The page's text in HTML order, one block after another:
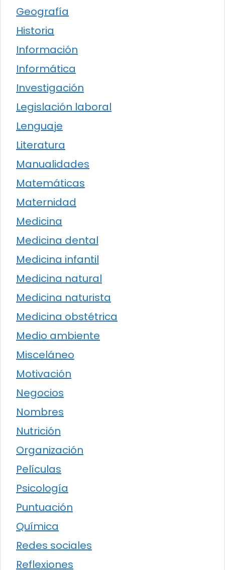
Geografía
Historia
Información
Informática
Investigación
Legislación laboral
Lenguaje
Literatura
Manualidades
Matemáticas
Maternidad
Medicina
Medicina dental
Medicina infantil
Medicina natural
Medicina naturista
Medicina obstétrica
Medio ambiente
Misceláneo
Motivación
Negocios
Nombres
Nutrición
Organización
Películas
Psicología
Puntuación
Química
Redes sociales
Reflexiones